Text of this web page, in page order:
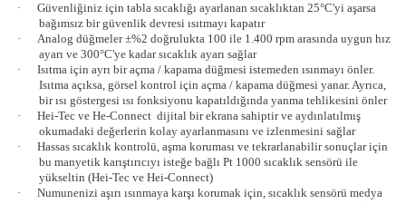
·
Güvenliğiniz için tabla sıcaklığı ayarlanan sıcaklıktan 25°C'yi aşarsa
bağımsız bir güvenlik devresi ısıtmayı kapatır
·
Analog düğmeler ±%2 doğrulukta 100 ile 1.400 rpm arasında uygun hız
ayarı ve 300°C'ye kadar sıcaklık ayarı sağlar
·
Isıtma için ayrı bir açma / kapama düğmesi istemeden ısınmayı önler.
Isıtma açıksa, görsel kontrol için açma / kapama düğmesi yanar. Ayrıca,
bir ısı göstergesi ısı fonksiyonu kapatıldığında yanma tehlikesini önler
·
Hei-Tec ve He-Connect dijital bir ekrana sahiptir ve aydınlatılmış
okumadaki değerlerin kolay ayarlanmasını ve izlenmesini sağlar
·
Hassas sıcaklık kontrolü, aşma koruması ve tekrarlanabilir sonuçlar için
bu manyetik karıştırıcıyı isteğe bağlı Pt 1000 sıcaklık sensörü ile
yükseltin (Hei-Tec ve Hei-Connect)
·
Numunenizi aşırı ısınmaya karşı korumak için, sıcaklık sensörü medya